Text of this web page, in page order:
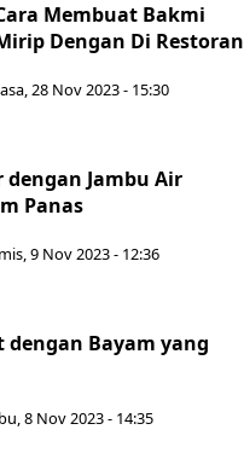
Membuat Bakmi
Dengan Di Restoran
28 Nov 2023 - 15:30
dengan Jambu Air
Panas
9 Nov 2023 - 12:36
dengan Bayam yang
8 Nov 2023 - 14:35